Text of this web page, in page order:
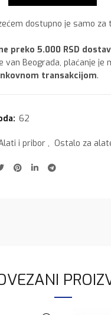
dostupno je samo za
preko 5.000 RSD
van Beograda, plaćanje je
transakcijom.
62
i pribor , Ostalo za